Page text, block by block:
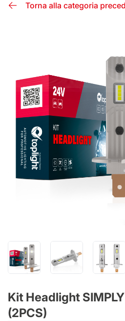
Torna alla categoria
Kit Headlight
(2PCS)